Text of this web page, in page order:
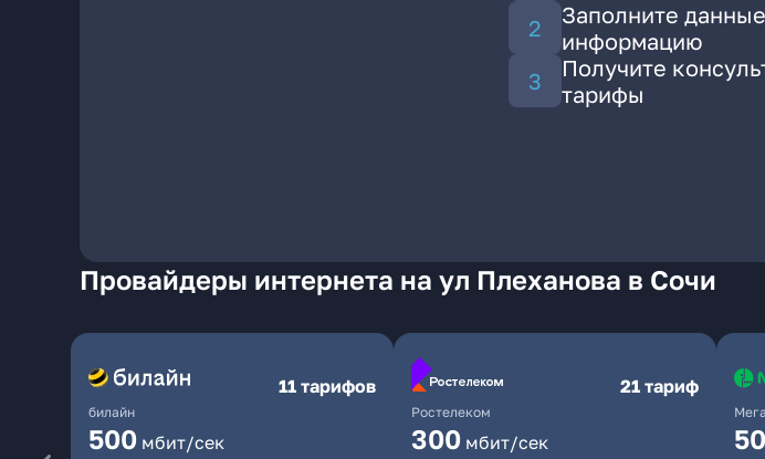
Заполните
информацию
Получите
тарифы
Провайдеры интернета на ул Плеханова в Сочи
билайн
11 тарифов
500 мбит/сек
Ростелеком
21 тариф
300 мбит/сек